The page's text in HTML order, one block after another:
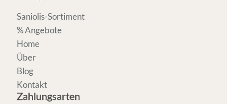
Saniolis-Sortiment
% Angebote
Home
Über
Blog
Kontakt
Zahlungsarten